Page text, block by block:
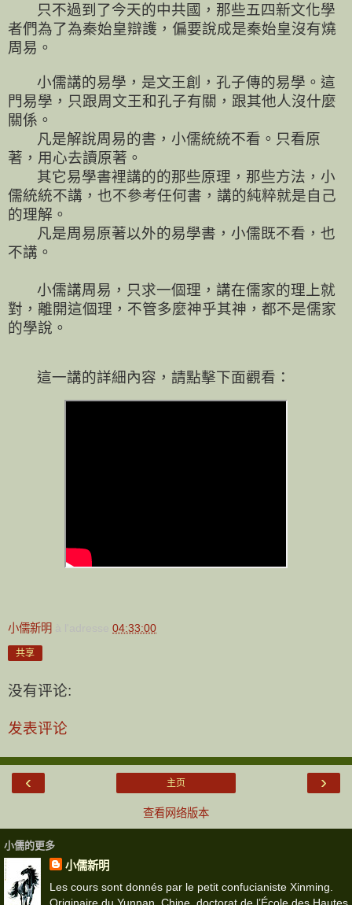
只不過到了今天的中共國，那些五四新文化學
者們為了為秦始皇辯護，偏要說成是秦始皇沒有燒
周易。
小儒講的易學，是文王創，孔子傳的易學。這
門易學，只跟周文王和孔子有關，跟其他人沒什麼
關係。
凡是解說周易的書，小儒統統不看。只看原
著，用心去讀原著。
其它易學書裡講的的那些原理，那些方法，小
儒統統不講，也不參考任何書，講的純粹就是自己
的理解。
凡是周易原著以外的易學書，小儒既不看，也
不講。
小儒講周易，只求一個理，講在儒家的理上就
對，離開這個理，不管多麼神乎其神，都不是儒家
的學說。
這一講的詳細內容，請點擊下面觀看：
小儒新明 04:33:00
共享
没有评论:
发表评论
‹ ›
主页
查看网络版本
小儒的更多
小儒新明
Les cours sont donnés par le petit confucianiste Xinming.